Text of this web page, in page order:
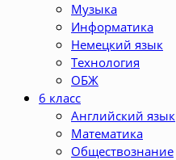
Музыка
Информатика
Немецкий язык
Технология
ОБЖ
6 класс
Английский язык
Математика
Обществознание